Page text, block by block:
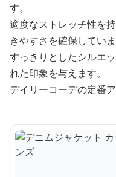
す。
適度なストレッチ性を
きやすさを確保していま
すっきりとしたシルエ
れた印象を与えます。
デイリーコーデの定番